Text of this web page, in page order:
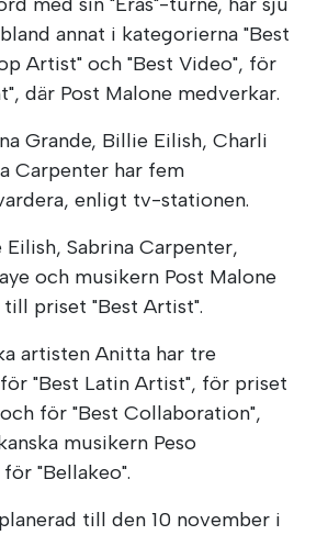
annat i kategorierna "Best
Artist" och "Best Video", för
där Post Malone medverkar.
Grande, Billie Eilish, Charli
Carpenter har fem
enligt tv-stationen.
Sabrina Carpenter,
och musikern Post Malone
priset "Best Artist".
artisten Anitta har tre
"Best Latin Artist", för priset
för "Best Collaboration",
musikern Peso
"Bellakeo".
till den 10 november i